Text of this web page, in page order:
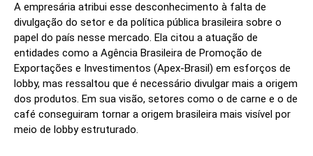
A empresária atribui esse desconhecimento à falta de
divulgação do setor e da política pública brasileira sobre o
papel do país nesse mercado. Ela citou a atuação de
entidades como a Agência Brasileira de Promoção de
Exportações e Investimentos (Apex-Brasil) em esforços de
lobby, mas ressaltou que é necessário divulgar mais a origem
dos produtos. Em sua visão, setores como o de carne e o de
café conseguiram tornar a origem brasileira mais visível por
meio de lobby estruturado.